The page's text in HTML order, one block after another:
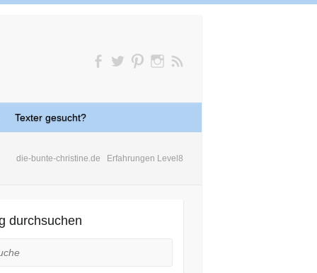
Texter gesucht?
die-bunte-christine.de Erfahrungen Level8
durchsuchen